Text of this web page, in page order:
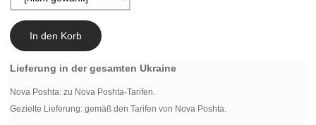
In den Korb
Lieferung in der gesamten Ukraine
Nova Poshta: zu Nova Poshta-Tarifen.
Gezielte Lieferung: gemäß den Tarifen von Nova Poshta.